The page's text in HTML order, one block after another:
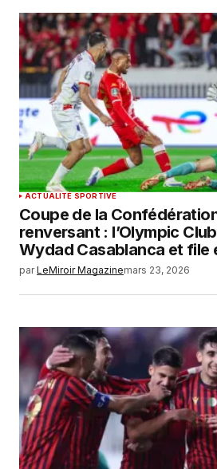
ACTUALITÉ SPORTIVE
Coupe de la
renversant : l’Olympic
Wydad Casablanca et file
par LeMiroir Magazinemars 23, 2026